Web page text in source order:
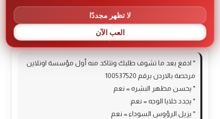
مراجعات (0)
More Products
* ادفع بعد ما تشوف طلبك وتتاكد منه أول مؤسسة اونلاين
مرخصة بالاردن برقم 100537520
* يحسن مظهر البشره = نعم
* يجدد خلايا الوجه = نعم
* يزيل الرؤوس السوداء = نعم
لا تظهر مجددًا
العب الآن